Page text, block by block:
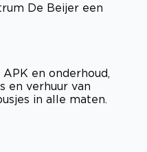
De Beijer een
en onderhoud,
en verhuur van
in alle maten.